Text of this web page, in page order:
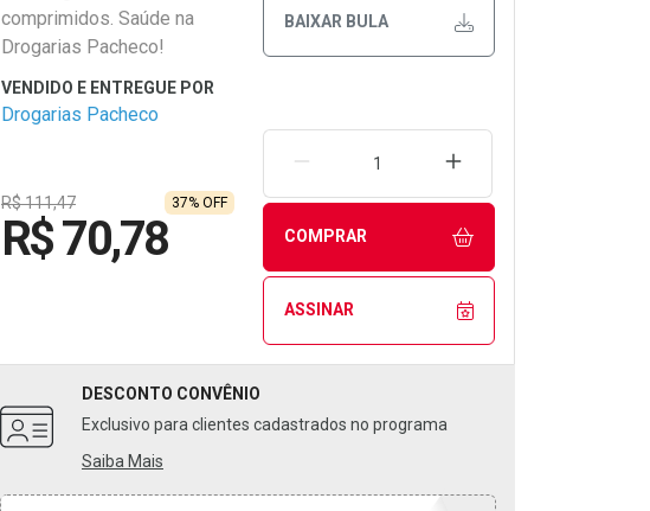
comprimidos. Saúde na
Drogarias Pacheco!
BAIXAR BULA
Drogarias Pacheco
R$ 111,47 37% OFF
R$ 70,78
REMOVER UMA UNIDADEAUMENTAR UMA
COMPRAR
ASSINAR
DESCONTO CONVÊNIO
Exclusivo para clientes cadastrados no programa
Saiba Mais